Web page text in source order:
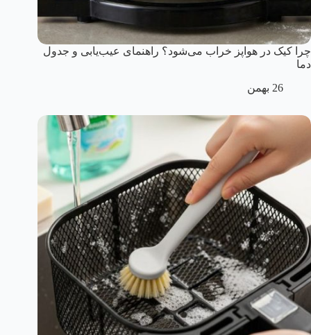
چرا کیک در هواپز خراب می‌شود؟ راهنمای عیب‌یابی و جدول
دما
26 بهمن